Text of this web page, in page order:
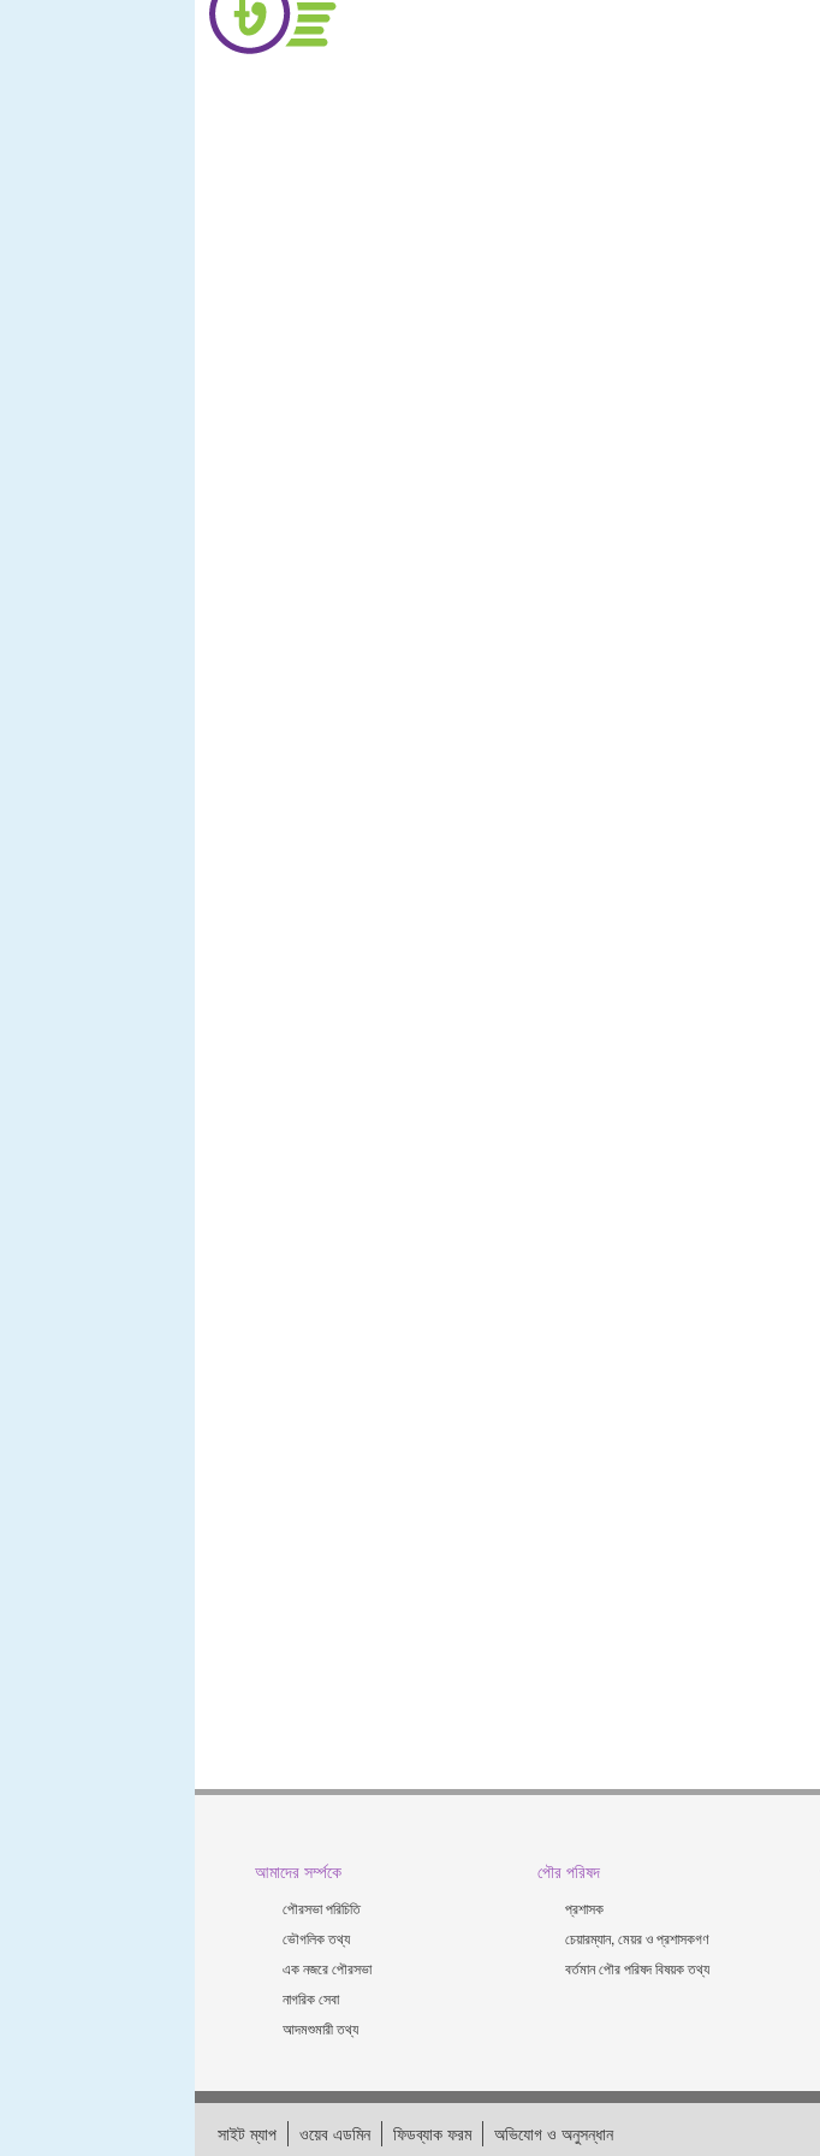
আমাদের সর্ম্পকে
পৌরসভা পরিচিতি
ভৌগলিক তথ্য
এক নজরে পৌরসভা
নাগরিক সেবা
আদমশুমারী তথ্য
পৌর পরিষদ
প্রশাসক
চেয়ারম্যান, মেয়র ও প্রশাসকগণ
বর্তমান পৌর পরিষদ বিষয়ক তথ্য
সাইট ম্যাপ ওয়েব এডমিন ফিডব্যাক ফরম অভিযোগ ও অনুসন্ধান